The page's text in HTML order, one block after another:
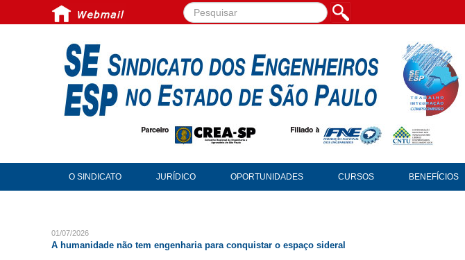
Pesquisar...
O SINDICATO JURÍDICO OPORTUNIDADES CURSOS BENEFÍCIOS
01/07/2026
A humanidade não tem engenharia para conquistar o espaço sideral